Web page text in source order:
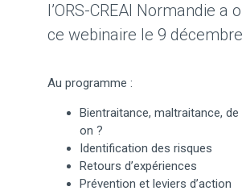
l’ORS-CREAI Normandie a
ce webinaire le 9
Au programme :
Bientraitance, maltraitance,
on ?
Identification des risques
Retours d’expériences
Prévention et leviers d’action